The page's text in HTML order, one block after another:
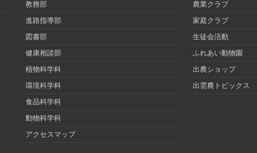
教務部
進路指導部
図書部
健康相談部
植物科学科
環境科学科
食品科学科
動物科学科
アクセスマップ
農業クラブ
家庭クラブ
生徒会活動
ふれあい動物園
出農ショップ
出雲農トピックス